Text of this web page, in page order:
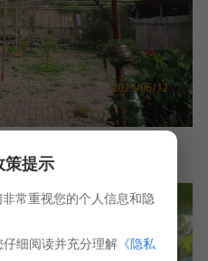
策提示
常重视您的个人信息和隐
细阅读并充分理解《隐私